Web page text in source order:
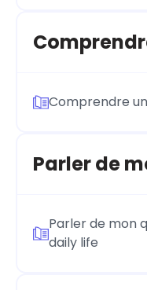
Comprendre
Parler de
Parler de mon
daily life